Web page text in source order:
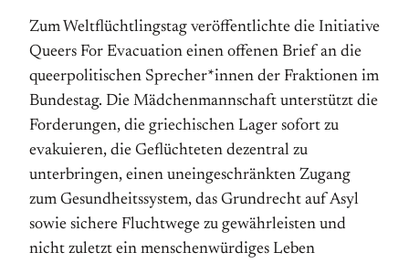
Zum Weltflüchtlingstag veröffentlichte die Initiative
Queers For Evacuation einen offenen Brief an die
queerpolitischen Sprecher*innen der Fraktionen im
Bundestag. Die Mädchenmannschaft unterstützt die
Forderungen, die griechischen Lager sofort zu
evakuieren, die Geflüchteten dezentral zu
unterbringen, einen uneingeschränkten Zugang
zum Gesundheitssystem, das Grundrecht auf Asyl
sowie sichere Fluchtwege zu gewährleisten und
nicht zuletzt ein menschenwürdiges Leben